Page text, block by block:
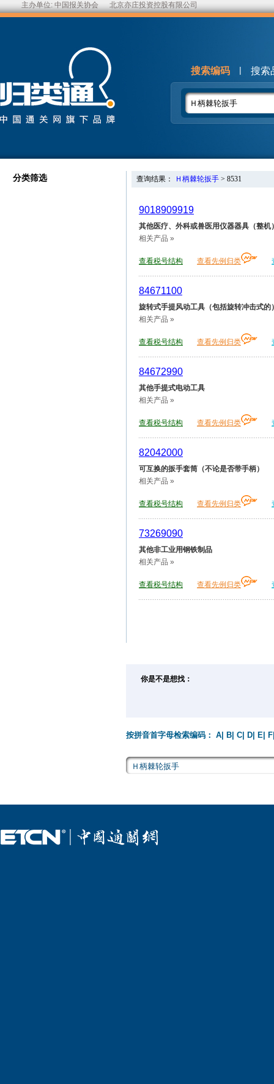
主办单位: 中国报关协会 北京亦庄投资控股有限公司
搜索编码 | 搜索
分类筛选 查询结果： Ｈ柄棘轮扳手 > 8531
9018909919
其他医疗、外科或兽医用仪器器具（整机
相关产品 »
查看税号结构 查看先例归类
84671100
旋转式手提风动工具（包括旋转冲击式的
相关产品 »
查看税号结构 查看先例归类
84672990
其他手提式电动工具
相关产品 »
查看税号结构 查看先例归类
82042000
可互换的扳手套筒（不论是否带手柄）
相关产品 »
查看税号结构 查看先例归类
73269090
其他非工业用钢铁制品
相关产品 »
查看税号结构 查看先例归类
你是不是想找：
按拼音首字母检索编码： A B C D E F